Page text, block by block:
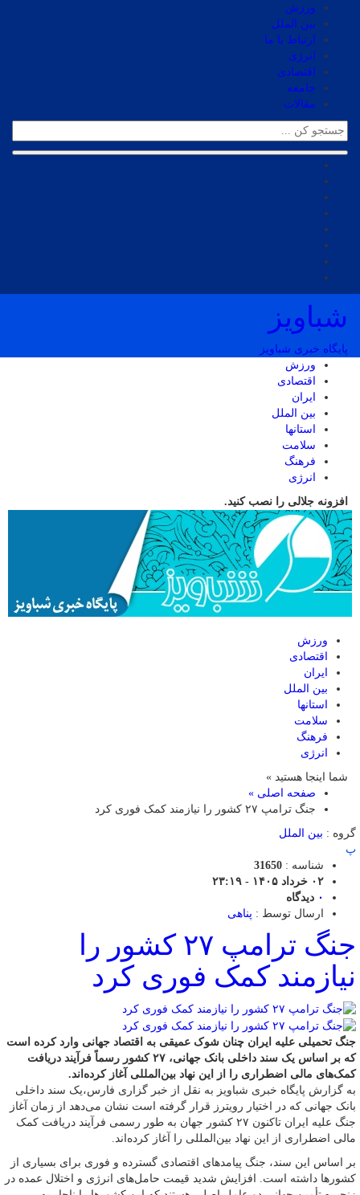
ورزش
بین الملل
ارتباط با ما
انرژی
اقتصادی
جامعه
مقالات
شباویز
پایگاه خبری شباویز
ورزش
اقتصادی
ایران
بین الملل
استانها
سلامت
فرهنگ
انرژی
افزونه جلالی را نصب کنید.
ورزش
اقتصادی
ایران
بین الملل
استانها
سلامت
فرهنگ
انرژی
شما اینجا هستید »
صفحه اصلی »
جنگ ترامپ ۲۷ کشور را نیازمند کمک فوری کرد
گروه : بین الملل
پ
شناسه : 31650
۰۲ خرداد ۱۴۰۵ - ۲۳:۱۹
۰ دیدگاه
ارسال توسط : پناهی
جنگ ترامپ ۲۷ کشور را
نیازمند کمک فوری کرد
جنگ تحمیلی علیه ایران چنان شوک عمیقی به اقتصاد جهانی وارد کرده است
که بر اساس یک سند داخلی بانک جهانی، ۲۷ کشور رسماً فرآیند دریافت
کمک‌های مالی اضطراری را از این نهاد بین‌المللی آغاز کرده‌اند.
به گزارش پایگاه خبری شباویز به نقل از خبر گزاری فارس،یک سند داخلی
بانک جهانی که در اختیار رویترز قرار گرفته است نشان می‌دهد از زمان آغاز
جنگ علیه ایران تاکنون ۲۷ کشور جهان به طور رسمی فرآیند دریافت کمک
مالی اضطراری از این نهاد بین‌المللی را آغاز کرده‌اند.
بر اساس این سند، جنگ پیامدهای اقتصادی گسترده و فوری برای بسیاری از
کشورها داشته است. افزایش شدید قیمت حامل‌های انرژی و اختلال عمده در